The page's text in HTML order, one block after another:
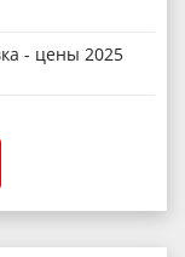
- цены 2025